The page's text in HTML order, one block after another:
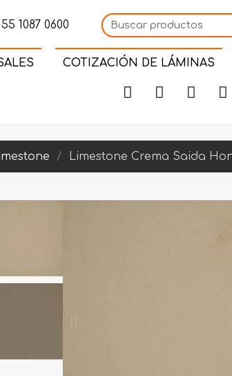
1087 0600
COTIZACIÓN DE LÁMINAS
Limestone Crema Saida